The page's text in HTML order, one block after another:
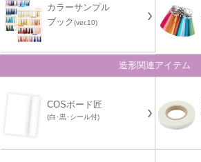
カラーサンプル
ブック(ver.10)
造形関連アイテム
COSボード匠
(白･黒･シール付)